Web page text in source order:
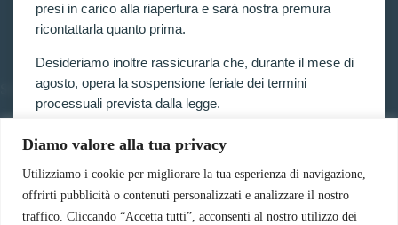
Diamo valore alla tua privacy
Utilizziamo i cookie per migliorare la tua esperienza di navigazione,
offrirti pubblicità o contenuti personalizzati e analizzare il nostro
traffico. Cliccando “Accetta tutti”, acconsenti al nostro utilizzo dei
presi in carico alla riapertura e sarà nostra premura
ricontattarla quanto prima.
Desideriamo inoltre rassicurarla che, durante il mese di
agosto, opera la sospensione feriale dei termini
processuali prevista dalla legge.
Pertanto, nella generalità dei casi, i termini relativi a
ricorsi, impugnazioni e agli altri adempimenti
processuali, compresi quelli dinanzi al TAR, sono
sospesi.
Prenota consulenza
Privacy e Cookie Policy
SERVIZI
Concorsi pubblici
Pubblico impiego
Contratti con la pubblica amministrazione
Vittime del dovere ed equiparati